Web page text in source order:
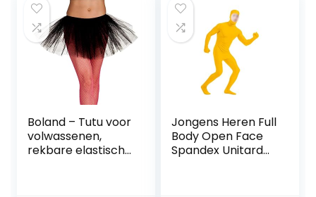
kostuum
Boland – Tutu voor
volwassenen,
rekbare elastische
Jongens Heren Full
Body Open Face
Spandex Unitard